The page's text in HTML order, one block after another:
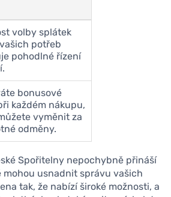
volby splátek
potřeb
pohodlné řízení
bonusové
každém nákupu,
vyměnit za
odměny.
Spořitelny nepochybně přináší
mohou usnadnit správu vašich
tak, že nabízí široké možnosti, a